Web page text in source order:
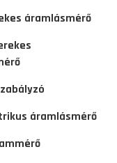
áramlásmérő
áramlásmérő